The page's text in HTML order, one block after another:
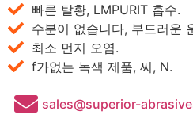
빠른 탈황, LMPURIT 흡수.
수분이 없습니다, 부드러운
최소 먼지 오염.
f가없는 녹색 제품, 씨, N.
sales@superior-